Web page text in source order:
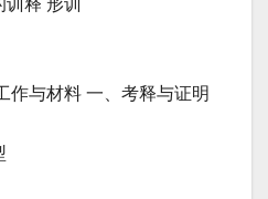
释 形训
作与材料 一、考释与证明